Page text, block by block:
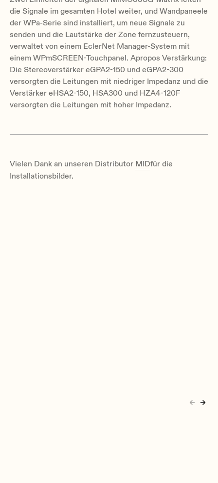
die Signale im gesamten Hotel weiter, und Wandpaneele
der WPa-Serie sind installiert, um neue Signale zu
senden und die Lautstärke der Zone fernzusteuern,
verwaltet von einem EclerNet Manager-System mit
einem WPmSCREEN-Touchpanel. Apropos Verstärkung:
Die Stereoverstärker eGPA2-150 und eGPA2-300
versorgten die Leitungen mit niedriger Impedanz und die
Verstärker eHSA2-150, HSA300 und HZA4-120F
versorgten die Leitungen mit hoher Impedanz.
Vielen Dank an unseren Distributor MIDfür die
Installationsbilder.